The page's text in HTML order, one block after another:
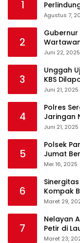
1
Agustus 7,
2
Gubernur
Juni 22, 2025
3
Unggah
KBS
Juni 21, 2025
4
Polres
Jaringan
Delivery
Juni 21, 2025
5
Polsek
Jumat
Mei 16, 2025
6
Maret 29,
7
Nelayan
Petir di
Maret 23,